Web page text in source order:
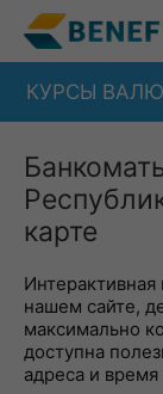
КУРСЫ
карте
Интерактивная
нашем сайте,
максимально
доступна
адреса и